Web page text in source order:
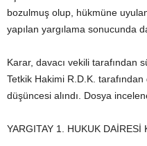
bozulmuş olup, hükmüne
yapılan yargılama sonucunda
Karar, davacı vekili tarafından
Tetkik Hakimi R.D.K.
düşüncesi alındı. Dosya
YARGITAY 1. HUKUK DAİRESİ